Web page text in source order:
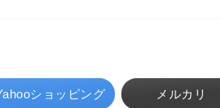
ショッピング メルカリ